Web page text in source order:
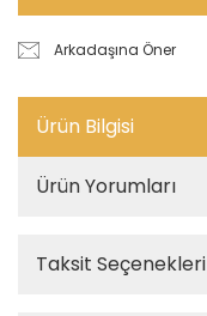
Arkadaşına Öner
Ürün Bilgisi
Ürün Yorumları
Taksit Seçenekleri